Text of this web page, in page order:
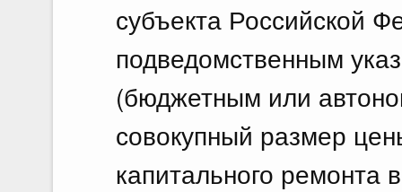
субъекта Российской
подведомственным
(бюджетным или
совокупный размер
капитального ремонта